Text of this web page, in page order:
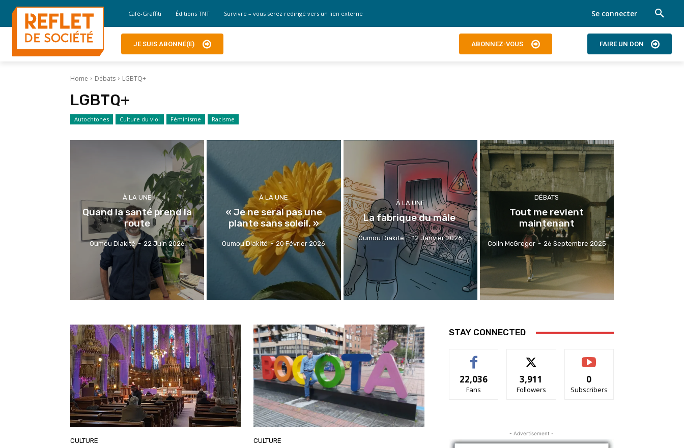
Café-Graffiti Éditions TNT Survivre – vous serez redirigé vers un lien externe Se connecter
JE SUIS ABONNÉ(E) ABONNEZ-VOUS FAIRE UN DON
Home Débats LGBTQ+
LGBTQ+
Autochtones Culture du viol Féminisme Racisme
À LA UNE
Quand la santé prend la
route
Oumou Diakité - 22 Juin 2026
À LA UNE
« Je ne serai pas une
plante sans soleil. »
Oumou Diakité - 20 Février 2026
À LA UNE
La fabrique du mâle
Oumou Diakité - 12 Janvier 2026
DÉBATS
Tout me revient
maintenant
Colin McGregor - 26 Septembre 2025
CULTURE CULTURE
STAY CONNECTED
22,036
Fans
3,911
Followers
0
Subscribers
- Advertisement -